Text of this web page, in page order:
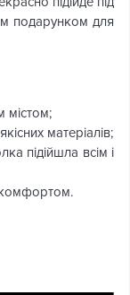
подарунком для
містом;
матеріалів;
підійшла всім і